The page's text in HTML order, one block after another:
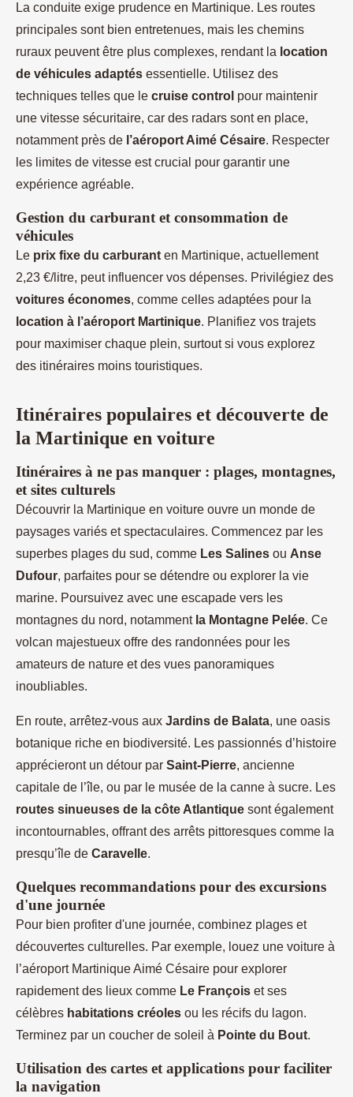
La conduite exige prudence en Martinique. Les routes
principales sont bien entretenues, mais les chemins
ruraux peuvent être plus complexes, rendant la location
de véhicules adaptés essentielle. Utilisez des
techniques telles que le cruise control pour maintenir
une vitesse sécuritaire, car des radars sont en place,
notamment près de l’aéroport Aimé Césaire. Respecter
les limites de vitesse est crucial pour garantir une
expérience agréable.
Gestion du carburant et consommation de
véhicules
Le prix fixe du carburant en Martinique, actuellement
2,23 €/litre, peut influencer vos dépenses. Privilégiez des
voitures économes, comme celles adaptées pour la
location à l’aéroport Martinique. Planifiez vos trajets
pour maximiser chaque plein, surtout si vous explorez
des itinéraires moins touristiques.
Itinéraires populaires et découverte de
la Martinique en voiture
Itinéraires à ne pas manquer : plages, montagnes,
et sites culturels
Découvrir la Martinique en voiture ouvre un monde de
paysages variés et spectaculaires. Commencez par les
superbes plages du sud, comme Les Salines ou Anse
Dufour, parfaites pour se détendre ou explorer la vie
marine. Poursuivez avec une escapade vers les
montagnes du nord, notamment la Montagne Pelée. Ce
volcan majestueux offre des randonnées pour les
amateurs de nature et des vues panoramiques
inoubliables.
En route, arrêtez-vous aux Jardins de Balata, une oasis
botanique riche en biodiversité. Les passionnés d’histoire
apprécieront un détour par Saint-Pierre, ancienne
capitale de l’île, ou par le musée de la canne à sucre. Les
routes sinueuses de la côte Atlantique sont également
incontournables, offrant des arrêts pittoresques comme la
presqu’île de Caravelle.
Quelques recommandations pour des excursions
d'une journée
Pour bien profiter d'une journée, combinez plages et
découvertes culturelles. Par exemple, louez une voiture à
l’aéroport Martinique Aimé Césaire pour explorer
rapidement des lieux comme Le François et ses
célèbres habitations créoles ou les récifs du lagon.
Terminez par un coucher de soleil à Pointe du Bout.
Utilisation des cartes et applications pour faciliter
la navigation